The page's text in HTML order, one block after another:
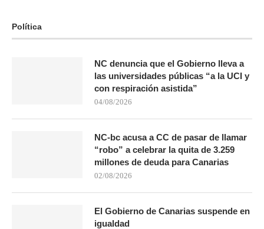
Política
NC denuncia que el Gobierno lleva a
las universidades públicas “a la UCI y
con respiración asistida”
04/08/2026
NC-bc acusa a CC de pasar de llamar
“robo” a celebrar la quita de 3.259
millones de deuda para Canarias
02/08/2026
El Gobierno de Canarias suspende en
igualdad